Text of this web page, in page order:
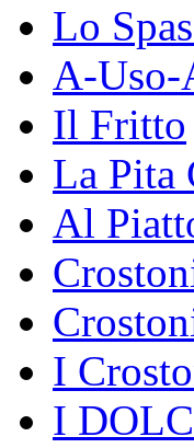
Lo
A-
Il Fritto
La Pita
Al
I
I